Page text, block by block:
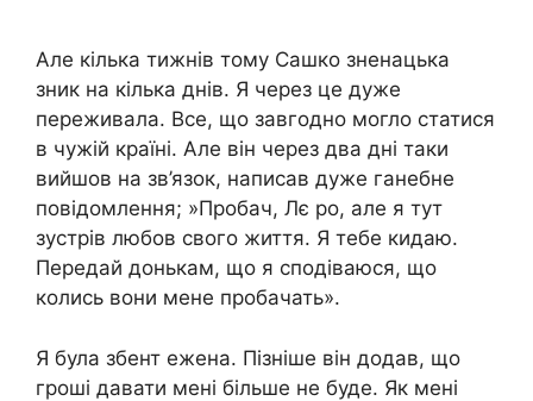
Але кілька тижнів тому Сашко зненацька
зник на кілька днів. Я через це дуже
переживала. Все, що завгодно могло статися
в чужій країні. Але він через два дні таки
вийшов на зв’язок, написав дуже ганебне
повідомлення; »Пробач, Лє ро, але я тут
зустрів любов свого життя. Я тебе кидаю.
Передай донькам, що я сподіваюся, що
колись вони мене пробачать».
Я була збент ежена. Пізніше він додав, що
гроші давати мені більше не буде. Як мені